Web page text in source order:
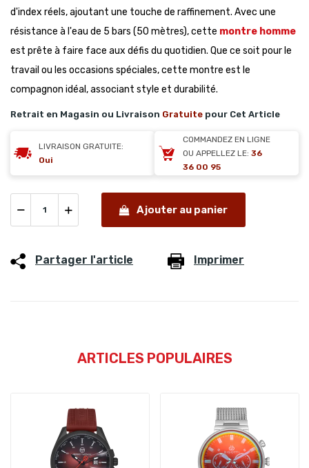
d'index réels, ajoutant une touche de raffinement. Avec une
résistance à l'eau de 5 bars (50 mètres), cette montre homme
est prête à faire face aux défis du quotidien. Que ce soit pour le
travail ou les occasions spéciales, cette montre est le
compagnon idéal, associant style et durabilité.
Retrait en Magasin ou Livraison Gratuite pour Cet Article
LIVRAISON GRATUITE:
Oui
COMMANDEZ EN LIGNE
OU APPELLEZ LE: 36
36 00 95
Ajouter au panier
Partager l'article Imprimer
ARTICLES POPULAIRES